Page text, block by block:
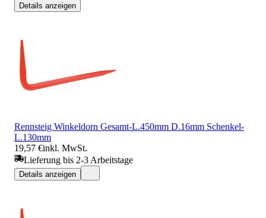
Details anzeigen
Rennsteig Winkeldorn Gesamt-L.450mm D.16mm Schenkel-
L.130mm
19,57 €inkl. MwSt.
Lieferung bis 2-3 Arbeitstage
Details anzeigen